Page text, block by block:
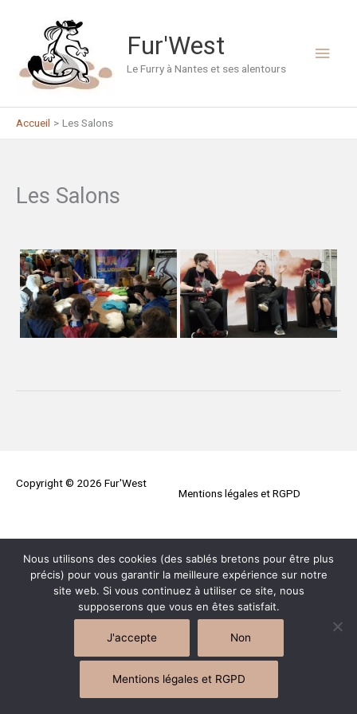
Fur'West
Le Furry à Nantes et ses alentours
Accueil Les Salons
Les Salons
Copyright © 2026 Fur'West
Mentions légales et RGPD
Nous utilisons des cookies (des sablés bretons pour être plus
précis) pour vous garantir la meilleure expérience sur notre
site web. Si vous continuez à utiliser ce site, nous
supposerons que vous en êtes satisfait.
J'accepte Non
Mentions légales et RGPD